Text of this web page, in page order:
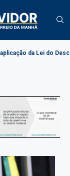
Descongela para